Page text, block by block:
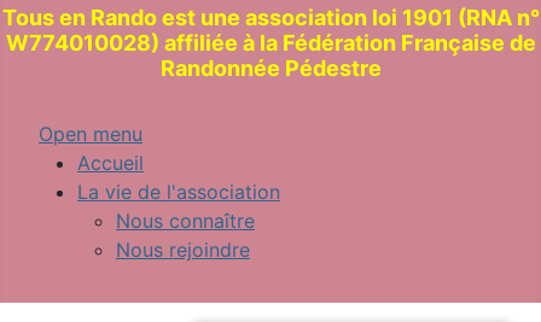
Tous en Rando est une association loi 1901 (RNA n°
W774010028) affiliée à la Fédération Française de
Randonnée Pédestre
Open menu
Accueil
La vie de l'association
Nous connaître
Nous rejoindre